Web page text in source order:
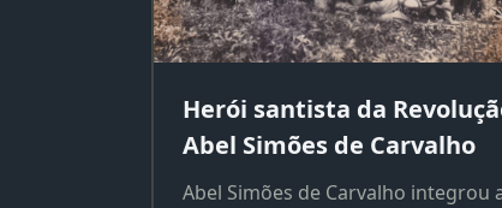
Herói santista da
Abel Simões de Carvalho
Abel Simões de Carvalho integrou